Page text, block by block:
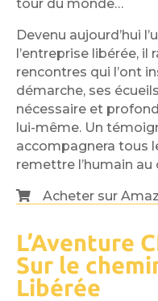
tour du monde…
Devenu aujourd’hui
l’entreprise libérée, il
rencontres qui l’ont
démarche, ses
nécessaire et
lui-même. Un
accompagnera tous
remettre l’humain
Acheter sur
L’Aventure
Sur le
Libérée